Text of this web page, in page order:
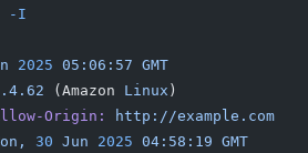
-I
2025 05:06:57 GMT
(Amazon Linux )
Origin:
http://example.com
30 Jun 2025 04:58:19 GMT